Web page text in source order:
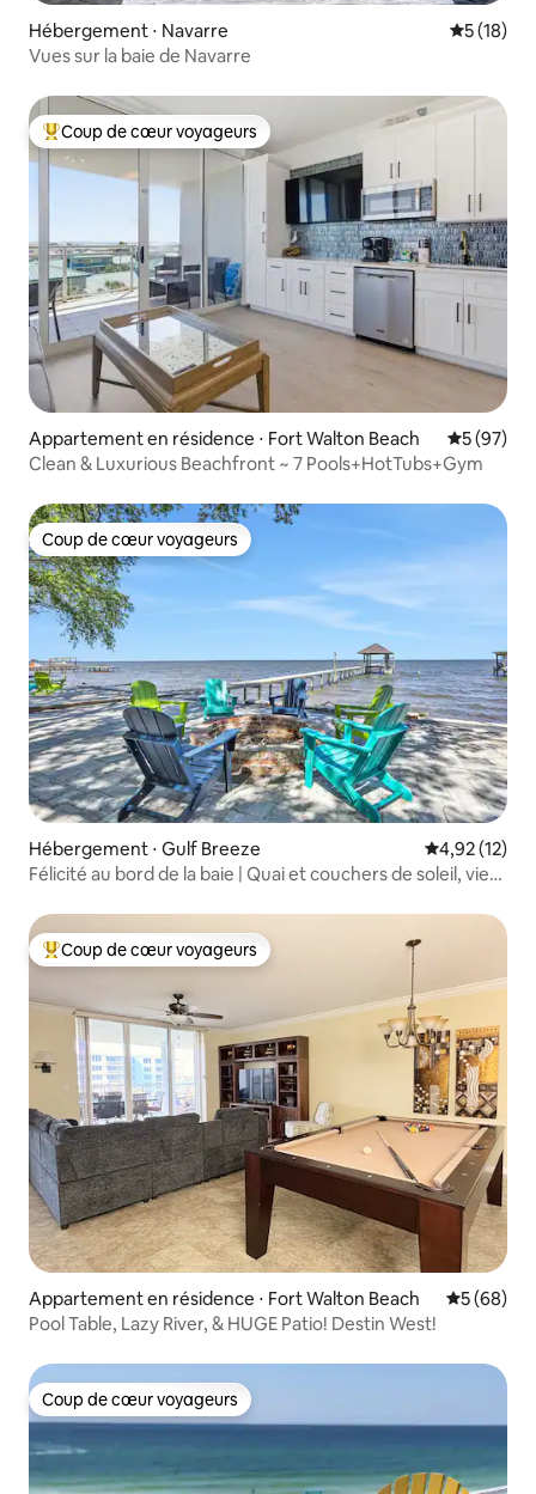
Hébergement ⋅ Navarre
5 (18)
Vues sur la baie de Navarre
Coups de cœur voyageurs les plus appréciés
Coup de cœur voyageurs
Appartement en résidence ⋅ Fort Walton Beach
5 (97)
Clean & Luxurious Beachfront ~ 7 Pools+HotTubs+Gym
Coup de cœur voyageurs
Coup de cœur voyageurs
Hébergement ⋅ Gulf Breeze Évaluation
4,92 (12)
Félicité au bord de la baie | Quai et couchers de soleil, vie
Coups de cœur voyageurs les plus appréciés
Coup de cœur voyageurs
Appartement en résidence ⋅ Fort Walton Beach
5 (68)
Pool Table, Lazy River, & HUGE Patio! Destin West!
Coup de cœur voyageurs
Coup de cœur voyageurs